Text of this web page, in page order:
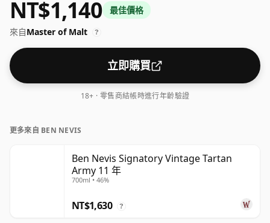
43% 或 46% 裝瓶，但仍然有一些優質的低濃度威士忌。
NT$1,140
最佳價格
來自Master of Malt ?
立即購買
18+ · 零售商結帳時進行年齡驗證
更多來自 BEN NEVIS
Ben Nevis Signatory Vintage Tartan
Army 11 年
700ml • 46%
NT$1,630 ?